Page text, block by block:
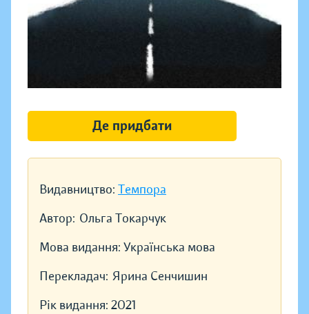
Видавництво: Темпора
Автор: Ольга Токарчук
Мова видання: Українська мова
Перекладач: Ярина Сенчишин
Рік видання: 2021
Де придбати